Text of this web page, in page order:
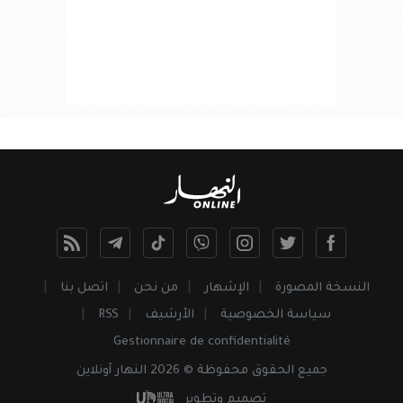
النسخة المصورة الإشهار من نحن
اتصل بنا
سياسة الخصوصية
الأرشيف
RSS
Gestionnaire de confidentialité
جميع الحقوق محفوظة © 2026 النهار أونلاين
تصميم وتطوير